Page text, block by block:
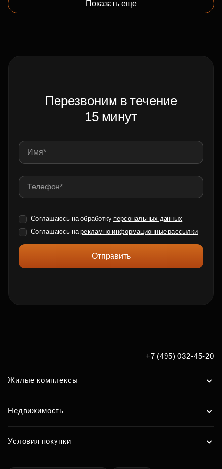
Показать еще
Перезвоним в течение
15 минут
Соглашаюсь на обработку персональных данных
Соглашаюсь нарекламно-информационные рассылки
Отправить
+7 (495) 032-45-20
Жилые комплексы
Недвижимость
Условия покупки